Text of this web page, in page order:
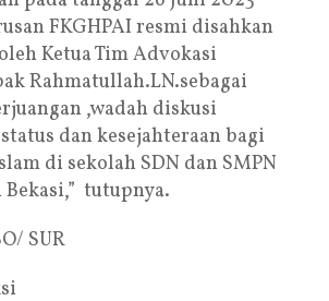
FKGHPAI resmi disahkan
Ketua Tim Advokasi
Rahmatullah.LN.sebagai
,wadah diskusi
dan kesejahteraan bagi
di sekolah SDN dan SMPN
tutupnya.
SUR